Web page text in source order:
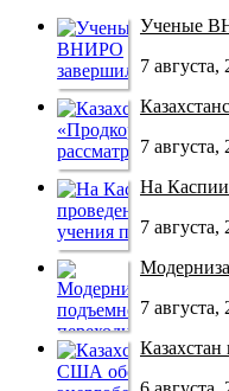
Ученые
7 августа,
7 августа,
На Каспии
7 августа,
7 августа,